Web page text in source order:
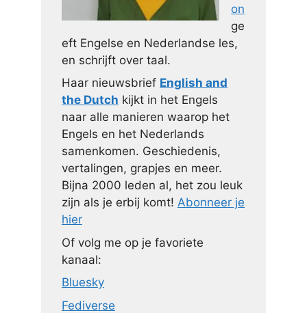
on
ge
eft Engelse en Nederlandse les,
en schrijft over taal.
Haar nieuwsbrief English and
the Dutch kijkt in het Engels
naar alle manieren waarop het
Engels en het Nederlands
samenkomen. Geschiedenis,
vertalingen, grapjes en meer.
Bijna 2000 leden al, het zou leuk
zijn als je erbij komt! Abonneer je
hier
Of volg me op je favoriete
kanaal:
Bluesky
Fediverse